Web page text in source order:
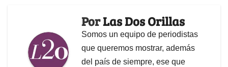
PorLas Dos Orillas
Somos un equipo de periodistas
que queremos mostrar, además
del país de siempre, ese que